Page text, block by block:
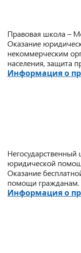
Правовая школа –
Оказание
некоммерческим
населения, защита
Информация о
юридической
Оказание
помощи гражданам.
Информация о